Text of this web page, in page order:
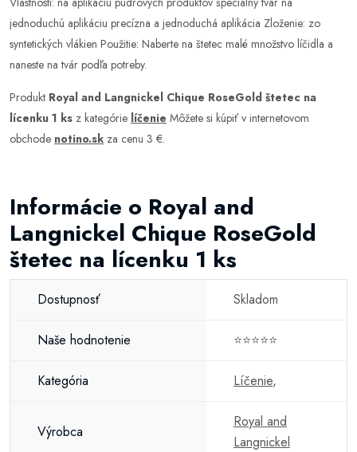
jednoduchú aplikáciu precízna a jednoduchá aplikácia Zloženie: zo
syntetických vlákien Použitie: Naberte na štetec malé množstvo líčidla a
naneste na tvár podľa potreby.
Produkt Royal and Langnickel Chique RoseGold štetec na
lícenku 1 ks z kategórie líčenie Môžete si kúpiť v internetovom
obchode notino.sk za cenu 3 €.
Informácie o Royal and
Langnickel Chique RoseGold
štetec na lícenku 1 ks
Dostupnosť Skladom
Naše hodnotenie ⭐⭐⭐⭐⭐
Kategória Líčenie,
Výrobca
Royal and
Langnickel